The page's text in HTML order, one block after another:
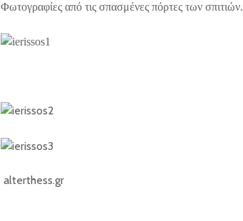
Φωτογραφίες από τις σπασμένες πόρτες των σπιτιών.
alterthess.gr